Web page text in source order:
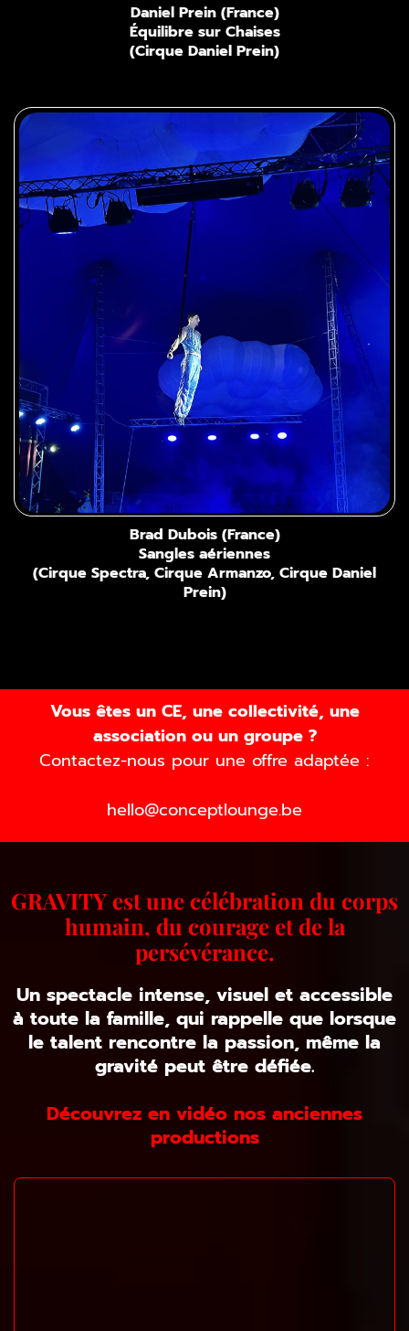
Daniel Prein (France)
Équilibre sur Chaises
(Cirque Daniel Prein)
Brad Dubois (France)
Sangles aériennes
(Cirque Spectra, Cirque Armanzo, Cirque Daniel
Prein)
Vous êtes un CE, une collectivité, une
association ou un groupe ?
Contactez-nous pour une offre adaptée :
hello@conceptlounge.be
GRAVITY est une célébration du corps
humain, du courage et de la
persévérance.
Un spectacle intense, visuel et accessible
à toute la famille, qui rappelle que lorsque
le talent rencontre la passion, même la
gravité peut être défiée.
Découvrez en vidéo nos anciennes
productions